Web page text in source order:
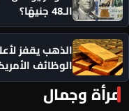
الـ48 جنيهًا؟
الذهب يقفز
الوظائف
مرأة وجمال